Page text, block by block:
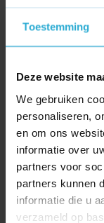
Toestemming
Deze website
We gebruiken
personaliseren,
en om ons
informatie over
partners voor
partners kunnen
informatie die u
verzameld op
systeem in het
reserveringen
Bekijk de